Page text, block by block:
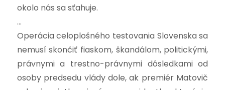
okolo nás sa sťahuje.
…
Operácia celoplošného testovania Slovenska sa
nemusí skončiť fiaskom, škandálom, politickými,
právnymi a trestno-právnymi dôsledkami od
osoby predsedu vlády dole, ak premiér Matovič